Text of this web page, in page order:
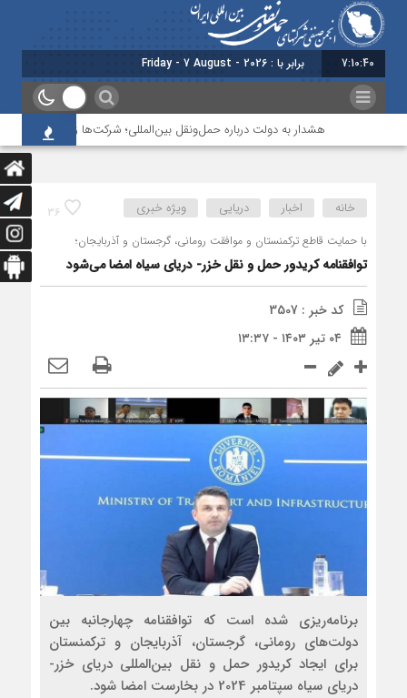
7:10:41 برابر با : Friday - 7 August - 2026
هشدار به دولت درباره حمل‌ونقل بین‌المللی؛ شرکت‌ها زیر فشار نقدینگی،
36 خانه اخبار دریایی ویژه خبری
با حمایت قاطع ترکمنستان و موافقت رومانی، گرجستان و آذربایجان؛
توافقنامه کریدور حمل و نقل خزر- دریای سیاه امضا می‌شود
کد خبر : 3507
۰۴ تیر ۱۴۰۳ - ۱۳:۳۷
برنامه‌ریزی شده است که توافقنامه چهارجانبه بین
دولت‌های رومانی، گرجستان، آذربایجان و ترکمنستان
برای ایجاد کریدور حمل و نقل بین‌المللی دریای خزر-
دریای سیاه سپتامبر 2024 در بخارست امضا شود.